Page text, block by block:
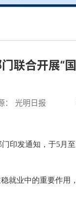
联合开展“
： 光明日报
发通知，于5月
就业中的重要作